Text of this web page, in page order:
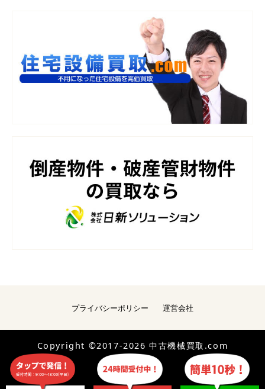
プライバシーポリシー 運営会社
Copyright ©2017-2026 中古機械買取.com